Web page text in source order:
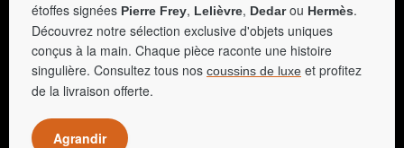
étoffes signées Pierre Frey, Lelièvre, Dedarou Hermès.
Découvrez notre sélection exclusive d'objets uniques
conçus à la main. Chaque pièce raconte une histoire
singulière. Consultez tous nos coussins de luxe et profitez
de la livraison offerte.
Agrandir